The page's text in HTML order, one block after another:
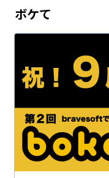
ボケて